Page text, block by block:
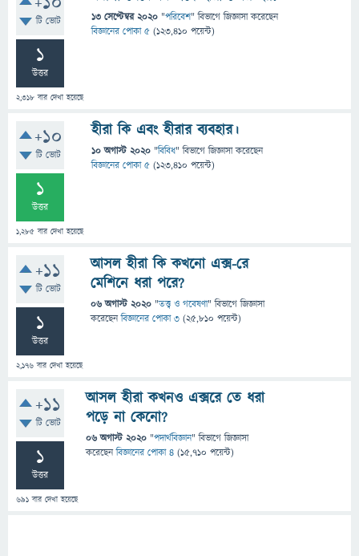
টি ভোট
1
উত্তর
2,318 বার দেখা হয়েছে
13 সেপ্টেম্বর 2020 "পরিবেশ" বিভাগে জিজ্ঞাসাকরেছেন
বিজ্ঞানের পোকা ৫ (123,410 পয়েন্ট)
+10
টি ভোট
1
উত্তর
1,285 বার দেখা হয়েছে
হীরা কি এবং হীরার ব্যবহার।
10 অগাস্ট 2020 "বিবিধ" বিভাগে জিজ্ঞাসাকরেছেন
বিজ্ঞানের পোকা ৫ (123,410 পয়েন্ট)
+11
টি ভোট
1
উত্তর
2,176 বার দেখা হয়েছে
আসল হীরা কি কখনো এক্স-রে
মেশিনে ধরা পরে?
06 অগাস্ট 2020 "তত্ত্ব ও গবেষণা" বিভাগে জিজ্ঞাসা
করেছেনবিজ্ঞানের পোকা ৩ (25,810 পয়েন্ট)
+11
টি ভোট
1
উত্তর
691 বার দেখা হয়েছে
আসল হীরা কখনও এক্সরে তে ধরা
পড়ে না কেনো?
06 অগাস্ট 2020 "পদার্থবিজ্ঞান" বিভাগে জিজ্ঞাসা
করেছেনবিজ্ঞানের পোকা ৪ (15,710 পয়েন্ট)